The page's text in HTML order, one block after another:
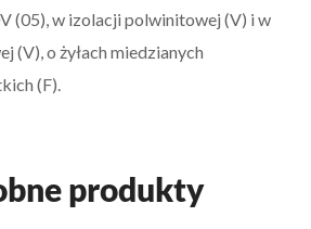
(05), w izolacji polwinitowej (V) i w
(V), o żyłach miedzianych
(F).
produkty